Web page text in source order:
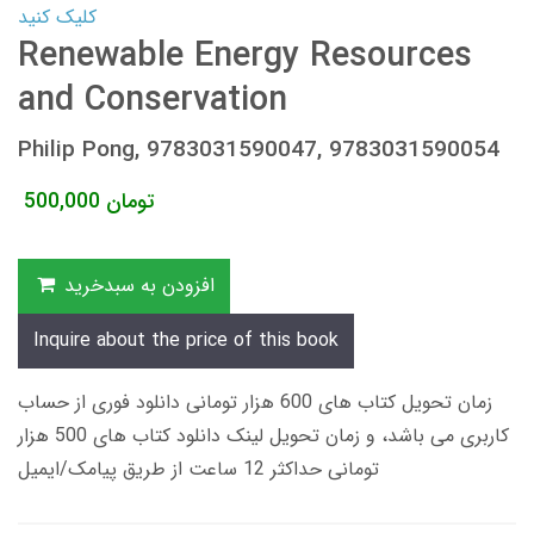
کلیک کنید
Renewable Energy Resources
and Conservation
Philip Pong, 9783031590047, 9783031590054
500,000 تومان
افزودن به سبدخرید
Inquire about the price of this book
زمان تحویل کتاب های 600 هزار تومانی دانلود فوری از حساب
کاربری می باشد، و زمان تحویل لینک دانلود کتاب های 500 هزار
تومانی حداکثر 12 ساعت از طریق پیامک/ایمیل